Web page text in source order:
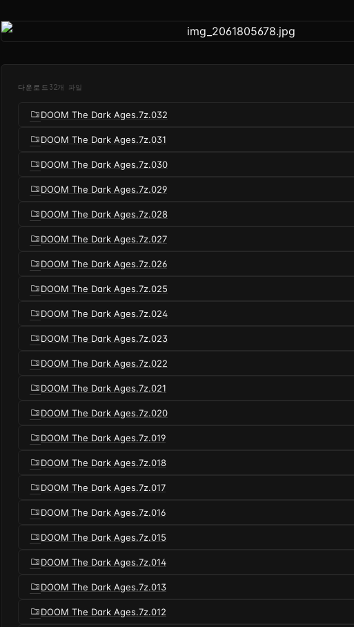
다운로드 32개 파일
folder_zipDOOM The Dark Ages.7z.032
folder_zipDOOM The Dark Ages.7z.031
folder_zipDOOM The Dark Ages.7z.030
folder_zipDOOM The Dark Ages.7z.029
folder_zipDOOM The Dark Ages.7z.028
folder_zipDOOM The Dark Ages.7z.027
folder_zipDOOM The Dark Ages.7z.026
folder_zipDOOM The Dark Ages.7z.025
folder_zipDOOM The Dark Ages.7z.024
folder_zipDOOM The Dark Ages.7z.023
folder_zipDOOM The Dark Ages.7z.022
folder_zipDOOM The Dark Ages.7z.021
folder_zipDOOM The Dark Ages.7z.020
folder_zipDOOM The Dark Ages.7z.019
folder_zipDOOM The Dark Ages.7z.018
folder_zipDOOM The Dark Ages.7z.017
folder_zipDOOM The Dark Ages.7z.016
folder_zipDOOM The Dark Ages.7z.015
folder_zipDOOM The Dark Ages.7z.014
folder_zipDOOM The Dark Ages.7z.013
folder_zipDOOM The Dark Ages.7z.012